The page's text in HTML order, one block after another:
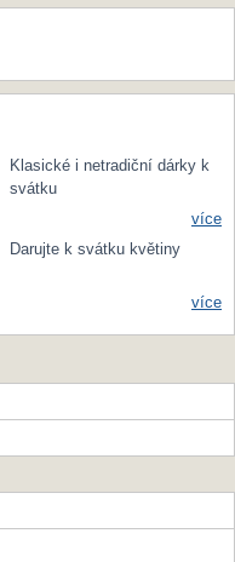
Klasické i netradiční dárky k
svátku
více
Darujte k svátku květiny
více